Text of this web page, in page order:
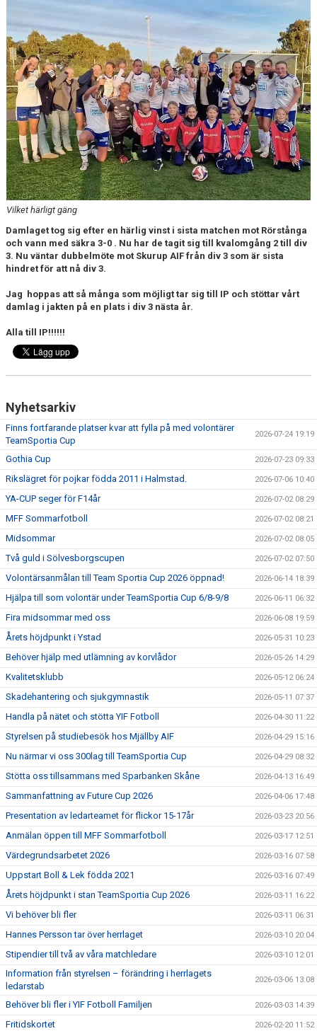
DOKUMENT
MATCHER
MFF SOMMARFOTBOLL
FÖRSÄKRING - FOLKSAM
VÅRA CUPER
VITA HJÄRTAT I SAMHÄLLET
KLÄDPROFIL/YSTADS IF FOTBOLL
KIOSKVERKSAMHET PÅ SANDSKOGENS IP
ATT VARA VITAMIN I YIFFF
Vilket härligt gäng
Damlaget tog sig efter en härlig vinst i sista matchen mot Rörstånga
och vann med säkra 3-0 . Nu har de tagit sig till kvalomgång 2 till div
3. Nu väntar dubbelmöte mot Skurup AIF från div 3 som är sista
hindret för att nå div 3.
Jag hoppas att så många som möjligt tar sig till IP och stöttar vårt
damlag i jakten på en plats i div 3 nästa år.
Alla till IP!!!!!!
Nyhetsarkiv
Finns fortfarande platser kvar att fylla på med volontärer
TeamSportia Cup
2026-07-24 19:19
Gothia Cup 2026-07-23 09:33
Rikslägret för pojkar födda 2011 i Halmstad. 2026-07-06 10:40
YA-CUP seger för F14år 2026-07-02 08:29
MFF Sommarfotboll 2026-07-02 08:21
Midsommar 2026-07-02 08:05
Två guld i Sölvesborgscupen 2026-07-02 07:50
Volontärsanmålan till Team Sportia Cup 2026 öppnad! 2026-06-14 18:39
Hjälpa till som volontär under TeamSportia Cup 6/8-9/8 2026-06-11 06:32
Fira midsommar med oss 2026-06-08 19:59
Årets höjdpunkt i Ystad 2026-05-31 10:23
Behöver hjälp med utlämning av korvlådor 2026-05-26 14:29
Kvalitetsklubb 2026-05-12 06:24
Skadehantering och sjukgymnastik 2026-05-11 07:37
Handla på nätet och stötta YIF Fotboll 2026-04-30 11:22
Styrelsen på studiebesök hos Mjällby AIF 2026-04-29 15:16
Nu närmar vi oss 300lag till TeamSportia Cup 2026-04-29 08:32
Stötta oss tillsammans med Sparbanken Skåne 2026-04-13 16:49
Sammanfattning av Future Cup 2026 2026-04-06 17:48
Presentation av ledarteamet för flickor 15-17år 2026-03-23 20:56
Anmälan öppen till MFF Sommarfotboll 2026-03-17 12:51
Värdegrundsarbetet 2026 2026-03-16 07:58
Uppstart Boll & Lek födda 2021 2026-03-16 07:49
Årets höjdpunkt i stan TeamSportia Cup 2026 2026-03-11 16:22
Vi behöver bli fler 2026-03-11 06:31
Hannes Persson tar över herrlaget 2026-03-10 20:04
Stipendier till två av våra matchledare 2026-03-10 12:01
Information från styrelsen – förändring i herrlagets
ledarstab
2026-03-06 13:08
Behöver bli fler i YIF Fotboll Familjen 2026-03-03 14:39
Fritidskortet 2026-02-20 11:52